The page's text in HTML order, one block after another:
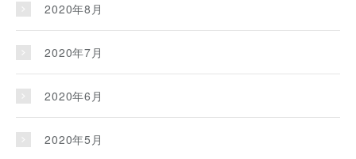
2020年8月
2020年7月
2020年6月
2020年5月